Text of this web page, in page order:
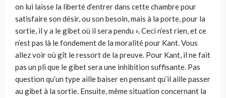
on lui laisse la liberté d’entrer dans cette chambre pour
satisfaire son désir, ou son besoin, mais à la porte, pour la
sortie, il y a le gibet où il sera pendu ». Ceci n’est rien, et ce
n’est pas là le fondement de la moralité pour Kant. Vous
allez voir où gît le ressort de la preuve. Pour Kant, il ne fait
pas un pli que le gibet sera une inhibition suf­fisante. Pas
question qu’un type aille baiser en pensant qu’il aille passer
au gibet à la sortie. Ensuite, même situation concernant la